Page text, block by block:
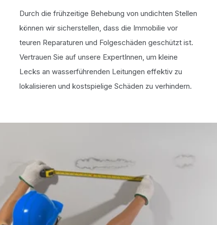
Durch die frühzeitige Behebung von undichten Stellen
können wir sicherstellen, dass die Immobilie vor
teuren Reparaturen und Folgeschäden geschützt ist.
Vertrauen Sie auf unsere ExpertInnen, um kleine
Lecks an wasserführenden Leitungen effektiv zu
lokalisieren und kostspielige Schäden zu verhindern.